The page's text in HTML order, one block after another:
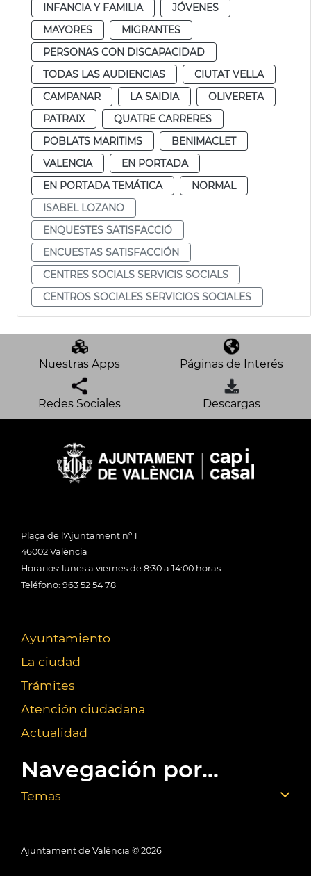
INFANCIA Y FAMILIA
JÓVENES
MAYORES
MIGRANTES
PERSONAS CON DISCAPACIDAD
TODAS LAS AUDIENCIAS
CIUTAT VELLA
CAMPANAR
LA SAIDIA
OLIVERETA
PATRAIX
QUATRE CARRERES
POBLATS MARITIMS
BENIMACLET
VALENCIA
EN PORTADA
EN PORTADA TEMÁTICA
NORMAL
ISABEL LOZANO
ENQUESTES SATISFACCIÓ
ENCUESTAS SATISFACCIÓN
CENTRES SOCIALS SERVICIS SOCIALS
CENTROS SOCIALES SERVICIOS SOCIALES
Nuestras Apps Páginas de Interés
Redes Sociales Descargas
Plaça de l'Ajuntament nº 1
46002 València
Horarios: lunes a viernes de 8:30 a 14:00 horas
Teléfono: 963 52 54 78
Ayuntamiento
La ciudad
Trámites
Atención ciudadana
Actualidad
Navegación por...
Temas
Ajuntament de València © 2026